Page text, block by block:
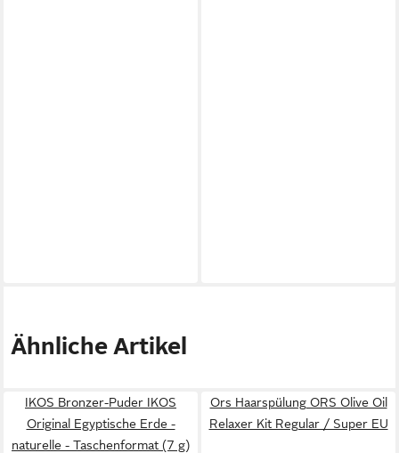
Ähnliche Artikel
IKOS Bronzer-Puder IKOS
Original Egyptische Erde -
naturelle - Taschenformat (7 g)
Ors Haarspülung ORS Olive Oil
Relaxer Kit Regular / Super EU